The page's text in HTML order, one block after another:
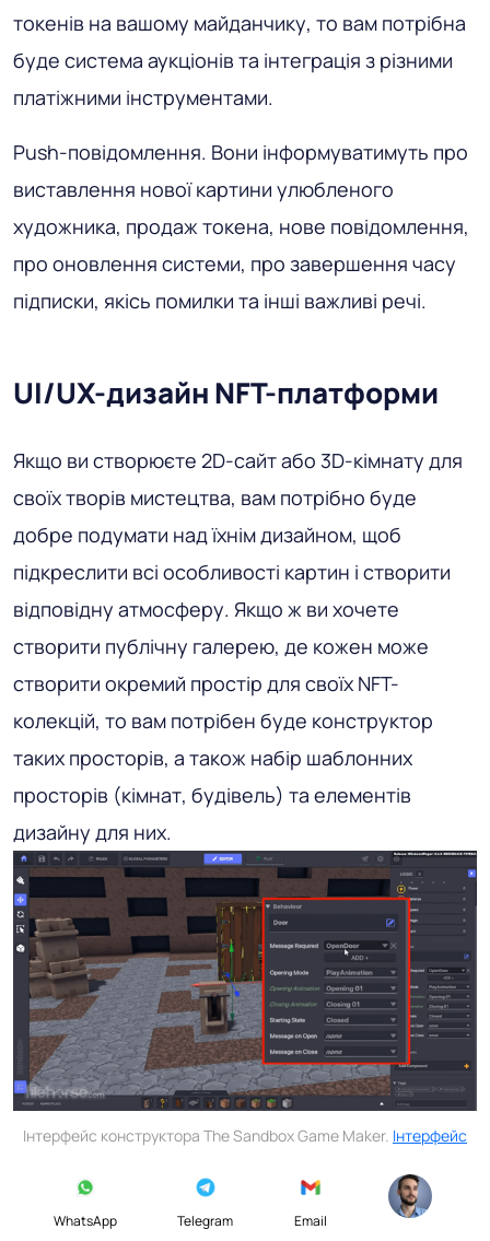
токенів на вашому майданчику, то вам потрібна
буде система аукціонів та інтеграція з різними
платіжними інструментами.
Push-повідомлення. Вони інформуватимуть про
виставлення нової картини улюбленого
художника, продаж токена, нове повідомлення,
про оновлення системи, про завершення часу
підписки, якісь помилки та інші важливі речі.
UI/UX-дизайн NFT-платформи
Якщо ви створюєте 2D-сайт або 3D-кімнату для
своїх творів мистецтва, вам потрібно буде
добре подумати над їхнім дизайном, щоб
підкреслити всі особливості картин і створити
відповідну атмосферу. Якщо ж ви хочете
створити публічну галерею, де кожен може
створити окремий простір для своїх NFT-
колекцій, то вам потрібен буде конструктор
таких просторів, а також набір шаблонних
просторів (кімнат, будівель) та елементів
дизайну для них.
Інтерфейс конструктора The Sandbox Game Maker. Інтерфейс
WhatsApp Telegram Email